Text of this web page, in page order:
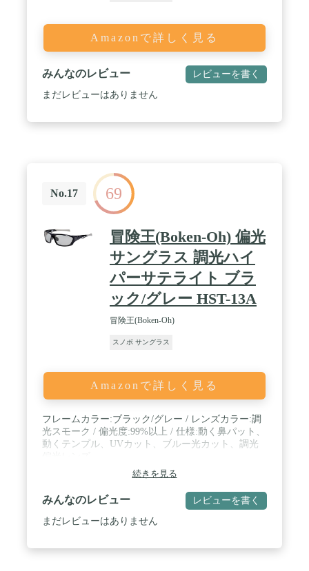
Amazonで詳しく見る
みんなのレビュー レビューを書く
まだレビューはありません
No.17 69
冒険王(Boken-Oh) 偏光
サングラス 調光ハイ
パーサテライト ブラ
ック/グレー HST-13A
冒険王(Boken-Oh)
スノボ サングラス
Amazonで詳しく見る
フレームカラー:ブラック/グレー / レンズカラー:調
光スモーク / 偏光度:99%以上 / 仕様:動く鼻パット、
動くテンプル、UVカット、ブルー光カット、調光
続きを見る
みんなのレビュー レビューを書く
まだレビューはありません